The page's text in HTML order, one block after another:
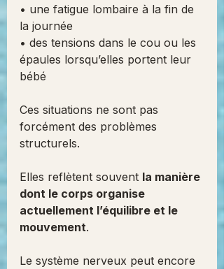
• une fatigue lombaire à la fin de
la journée
• des tensions dans le cou ou les
épaules lorsqu’elles portent leur
bébé
Ces situations ne sont pas
forcément des problèmes
structurels.
Elles reflètent souvent la manière
dont le corps organise
actuellement l’équilibre et le
mouvement.
Le système nerveux peut encore